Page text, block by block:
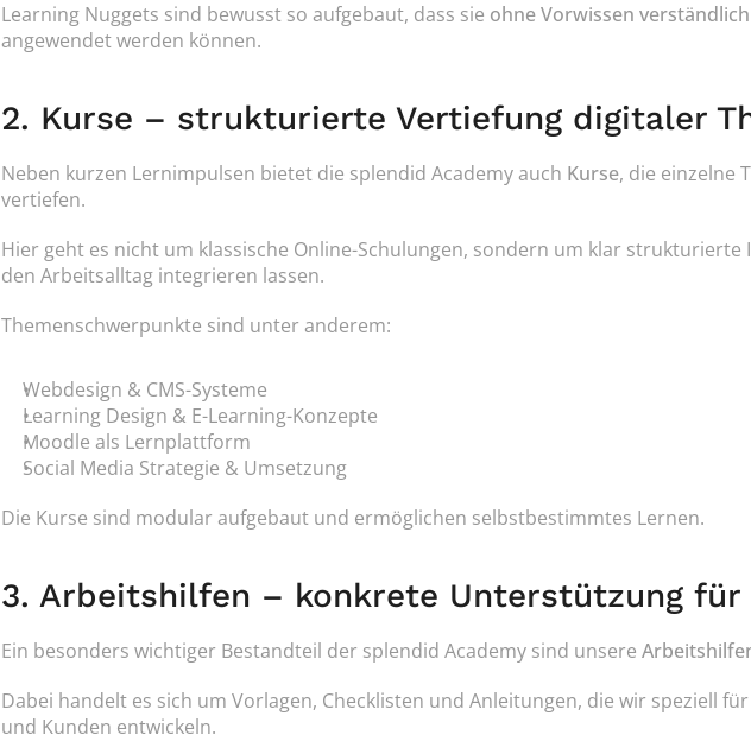
Learning Nuggets sind bewusst so aufgebaut, dass sie ohne Vorwissen verständlich
angewendet werden können.
2. Kurse – strukturierte Vertiefung digitaler
Neben kurzen Lernimpulsen bietet die splendid Academy auch Kurse, die einzelne
vertiefen.
Hier geht es nicht um klassische Online-Schulungen, sondern um klar strukturierte
den Arbeitsalltag integrieren lassen.
Themenschwerpunkte sind unter anderem:
Webdesign & CMS-Systeme
Learning Design & E-Learning-Konzepte
Moodle als Lernplattform
Social Media Strategie & Umsetzung
Die Kurse sind modular aufgebaut und ermöglichen selbstbestimmtes Lernen.
3. Arbeitshilfen – konkrete Unterstützung für
Ein besonders wichtiger Bestandteil der splendid Academy sind unsere
Dabei handelt es sich um Vorlagen, Checklisten und Anleitungen, die wir speziell
und Kunden entwickeln.